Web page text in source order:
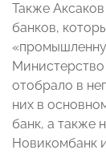
Также
банков,
отобрало в
них в
банк, а также
Новикомбанк